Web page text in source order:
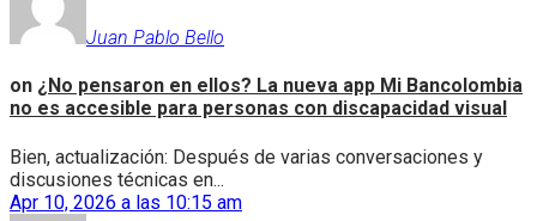
Juan Pablo Bello
on ¿No pensaron en ellos? La nueva app Mi Bancolombia
no es accesible para personas con discapacidad visual
Bien, actualización: Después de varias conversaciones y
discusiones técnicas en...
Apr 10, 2026 a las 10:15 am